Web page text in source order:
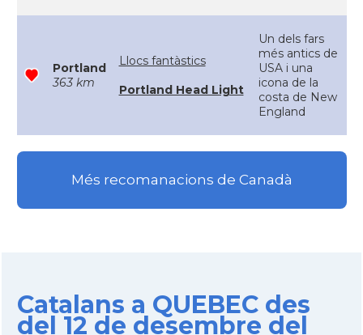
Portland
363 km
Llocs fantàstics
Portland Head Light
Un dels fars
més antics de
USA i una
icona de la
costa de New
England
Més recomanacions de Canadà
Catalans a QUEBEC des
del 12 de desembre del